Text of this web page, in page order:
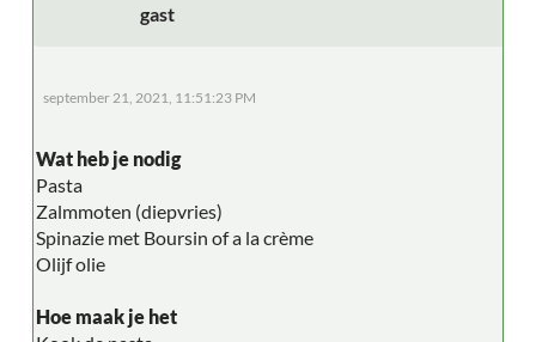
gast
september 21, 2021, 11:51:23 PM
Wat heb je nodig
Pasta
Zalmmoten (diepvries)
Spinazie met Boursin of a la crème
Olijf olie
Hoe maak je het